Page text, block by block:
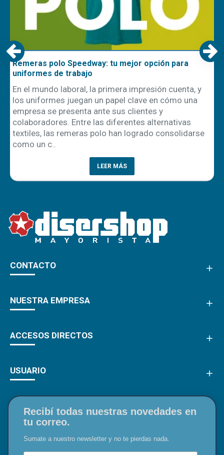
Remeras polo Speedway: tu mejor opción para
uniformes de trabajo
En el mundo laboral, la primera impresión cuenta, y
los uniformes juegan un papel clave en cómo una
empresa se presenta ante sus clientes y
colaboradores. Entre las diferentes alternativas
textiles, las remeras polo han logrado consolidarse
como un c..
LEER MÁS
CONTACTO
NUESTRA EMPRESA
ACCESOS DIRECTOS
USUARIO
Recibí todas nuestras novedades en
tu correo.
Sumate a nuestro newsletter y no te pierdas nada.